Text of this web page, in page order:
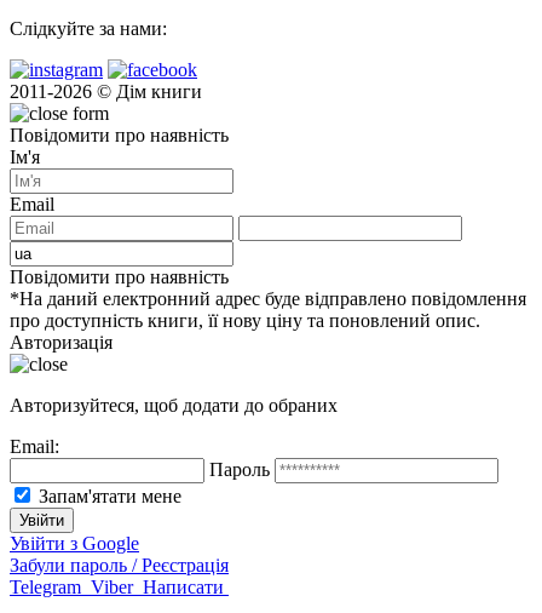
Слідкуйте за нами:
2011-2026 © Дім книги
Повідомити про наявність
Ім'я
Email
Повідомити про наявність
*На даний електронний адрес буде відправлено повідомлення
про доступність книги, її нову ціну та поновлений опис.
Авторизація
Авторизуйтеся, щоб додати до обраних
Email:
Пароль
Запам'ятати мене
Увійти з Google
Забули пароль / Реєстрація
Telegram Viber Написати